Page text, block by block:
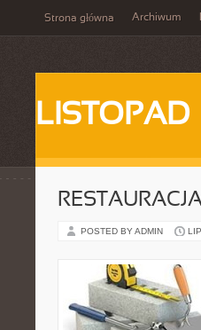
Strona główna Archiwum
LISTOPAD
POSTED BY ADMIN